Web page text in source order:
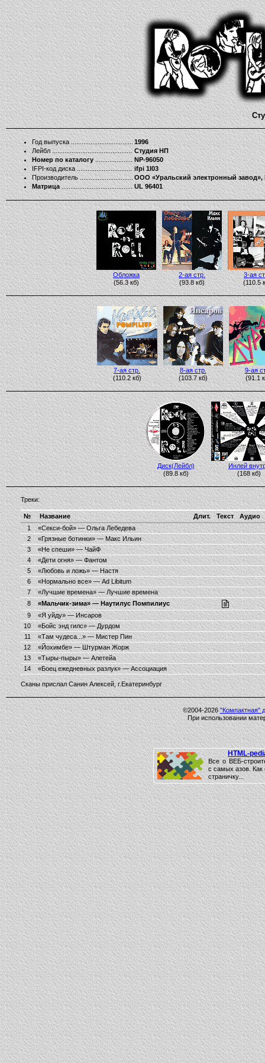
Год выпуска
1996
Лейбл
Студия НП
Номер по каталогу
NP-96050
IFPI-код диска
ifpi 1I03
Производитель
ООО «Уральский электронный завод»,
Матрица
UL 96401
Обложка
(56.3 кб)
2-ая стр.
(93.8 кб)
3-ая
(110.5
7-ая стр.
(110.2 кб)
8-ая стр.
(103.7 кб)
9-ая
(91.1
Диск(Лейбл)
(89.8 кб)
Инлей
(168 кб)
Треки:
№ Название Длит. Текст
Аудио
1
«Секси-бой» — Ольга Лебедева
2
«Грязные ботинки» — Макс Ильин
3
«Не спеши» — ЧайФ
4
«Дети огня» — Фантом
5
«Любовь и ложь» — Настя
6
«Нормально все» — Ad Libitum
7
«Лучшие времена» — Лучшие времена
8
«Мальчик-зима» — Наутилус Помпилиус
9
«Я уйду» — Инсаров
10
«Бойс энд гилс» — Дурдом
11
«Там чудеса...» — Мистер Пин
12
«Йохимбе» — Штурман Жорж
13
«Тыры-пыры» — Алетейа
14
«Боец ежедневных разлук» — Ассоциация
Сканы прислал Санин Алексей, г.Екатеринбург
©2004-2026 "Компактная"
При использовании
HTML-
Все о ВЕБ-
с самых азов. Как
страничку...